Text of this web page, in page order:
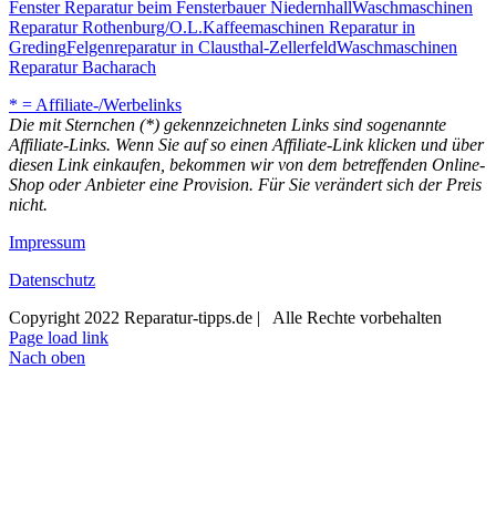
Fenster Reparatur beim Fensterbauer NiedernhallWaschmaschinen
Reparatur Rothenburg/O.L.Kaffeemaschinen Reparatur in
GredingFelgenreparatur in Clausthal-ZellerfeldWaschmaschinen
Reparatur Bacharach
* = Affiliate-/Werbelinks
Die mit Sternchen (*) gekennzeichneten Links sind sogenannte
Affiliate-Links. Wenn Sie auf so einen Affiliate-Link klicken und über
diesen Link einkaufen, bekommen wir von dem betreffenden Online-
Shop oder Anbieter eine Provision. Für Sie verändert sich der Preis
nicht.
Impressum
Datenschutz
Copyright 2022 Reparatur-tipps.de | Alle Rechte vorbehalten
Page load link
Nach oben